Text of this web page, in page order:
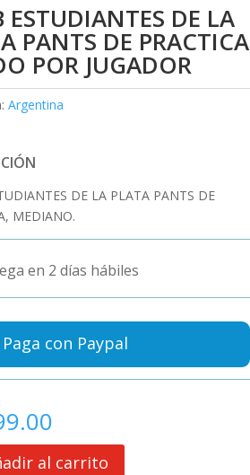
ESTUDIANTES DE LA
PANTS DE PRACTICA
POR JUGADOR
Argentina
DE LA PLATA PANTS DE
MEDIANO.
en 2 días hábiles
Paga con Paypal
al carrito